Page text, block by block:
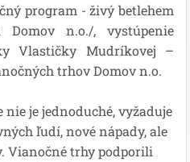
program - živý betlehem
n.o./, vystúpenie
Vlastičky Mudríkovej –
trhov Domov n.o.
je jednoduché, vyžaduje
ľudí, nové nápady, ale
Vianočné trhy podporili